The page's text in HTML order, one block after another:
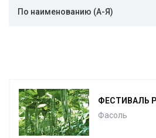
По наименованию (А-Я)
ФЕСТИВАЛЬ
Фасоль